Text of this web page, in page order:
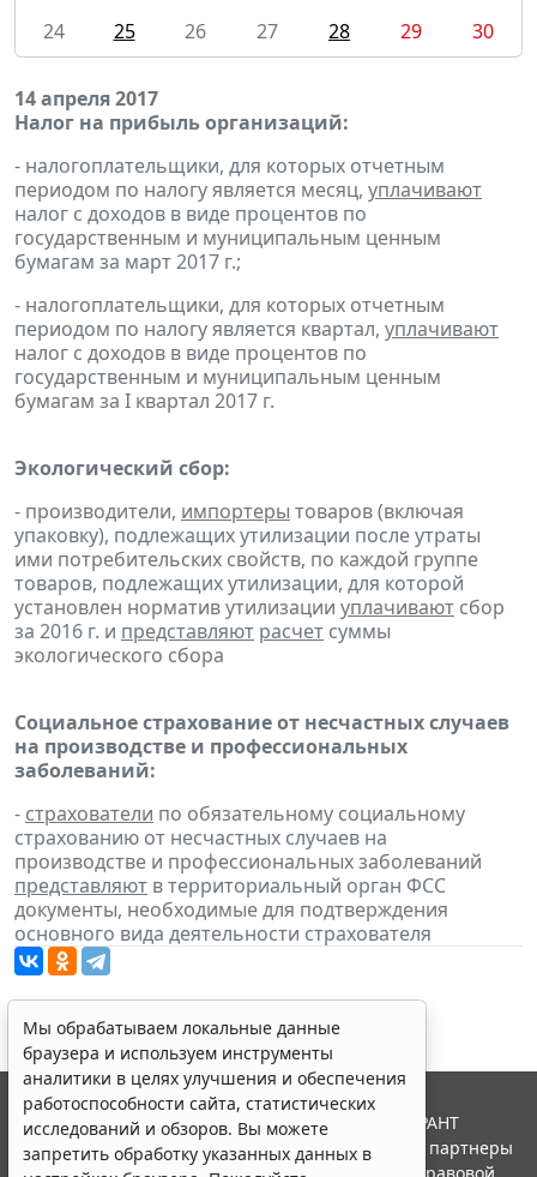
24
25 26 27 28 29 30
14 апреля 2017
Налог на прибыль организаций:
- налогоплательщики, для которых отчетным
периодом по налогу является месяц, уплачивают
налог с доходов в виде процентов по
государственным и муниципальным ценным
бумагам за март 2017 г.;
- налогоплательщики, для которых отчетным
периодом по налогу является квартал, уплачивают
налог с доходов в виде процентов по
государственным и муниципальным ценным
бумагам за I квартал 2017 г.
Экологический сбор:
- производители, импортеры товаров (включая
упаковку), подлежащих утилизации после утраты
ими потребительских свойств, по каждой группе
товаров, подлежащих утилизации, для которой
установлен норматив утилизации уплачивают сбор
за 2016 г. и представляют расчет суммы
экологического сбора
Социальное страхование от несчастных случаев
на производстве и профессиональных
заболеваний:
- страхователи по обязательному социальному
страхованию от несчастных случаев на
производстве и профессиональных заболеваний
представляют в территориальный орган ФСС
документы, необходимые для подтверждения
основного вида деятельности страхователя
Мы обрабатываем локальные данные
браузера и используем инструменты
аналитики в целях улучшения и обеспечения
работоспособности сайта, статистических
исследований и обзоров. Вы можете
запретить обработку указанных данных в
© ООО "НПП "ГАРАНТ-СЕРВИС", 2026. Система ГАРАНТ
выпускается с 1990 года. Компания "Гарант" и ее партнеры